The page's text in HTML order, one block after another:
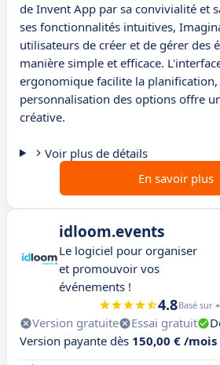
de Invent App par sa convivialité et
ses fonctionnalités intuitives,
utilisateurs de créer et de gérer des
manière simple et efficace.
ergonomique facilite la
personnalisation des options offre
créative.
Voir plus de détails
En savoir plus
idloom.events
Le logiciel pour organiser
et promouvoir vos
événements !
4.8Basé sur
Version gratuite Essai gratuit
Version payante dès 150,00 € /mois